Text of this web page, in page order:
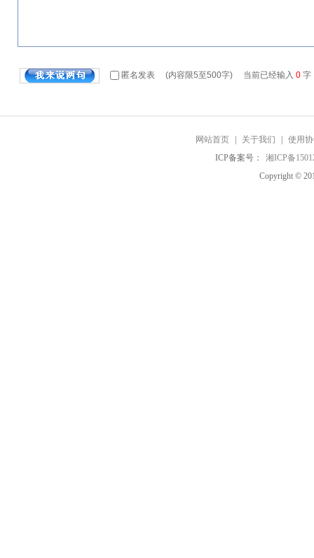
匿名发表 (内容限5至500字) 当前已经输入 0 字
网站首页 关于我们
使用
ICP备案号：
湘ICP备
Copyright ©